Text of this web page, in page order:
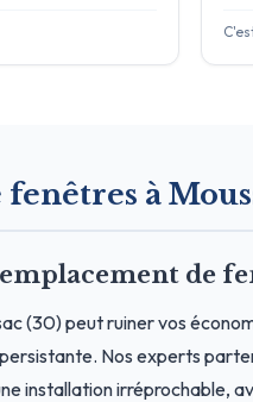
à
de
(30) peut ruiner vos
Nos experts
installation irréprochable,